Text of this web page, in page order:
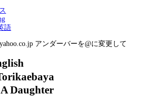
語
アンダーバーを@に変更して
Daughter